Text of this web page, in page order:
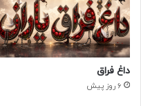
داغ فراق
6 روز پیش